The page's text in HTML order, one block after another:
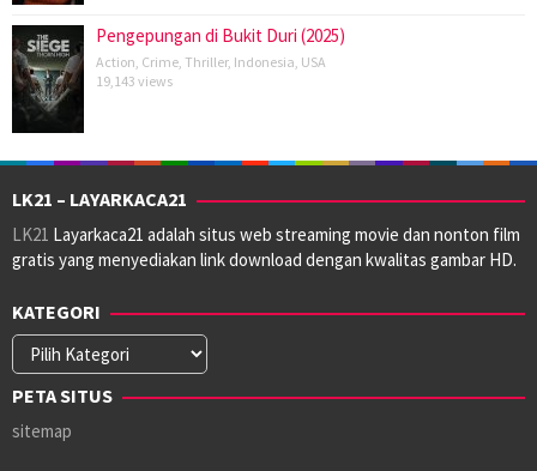
Pengepungan di Bukit Duri (2025)
Action, Crime, Thriller, Indonesia, USA
19,143 views
LK21 – LAYARKACA21
LK21 Layarkaca21 adalah situs web streaming movie dan nonton film
gratis yang menyediakan link download dengan kwalitas gambar HD.
KATEGORI
Kategori
PETA SITUS
sitemap